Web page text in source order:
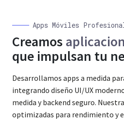
Apps Móviles
Creamos
que impulsan tu
Desarrollamos apps a medida
integrando diseño UI/UX
medida y backend seguro.
optimizadas para rendimiento y